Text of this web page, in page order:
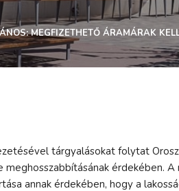
MEGFIZETHETŐ ÁRAMÁRAK
tárgyalásokat folytat
érdekében.
annak érdekében, hogy a